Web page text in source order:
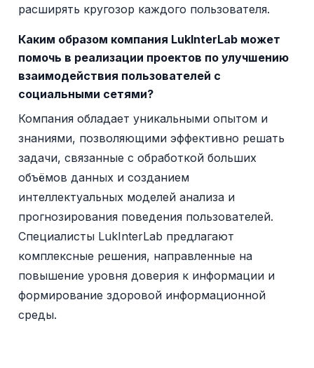
расширять кругозор каждого пользователя.
Каким образом компания LukInterLab может
помочь в реализации проектов по улучшению
взаимодействия пользователей с
социальными сетями?
Компания обладает уникальными опытом и
знаниями, позволяющими эффективно решать
задачи, связанные с обработкой больших
объёмов данных и созданием
интеллектуальных моделей анализа и
прогнозирования поведения пользователей.
Специалисты LukInterLab предлагают
комплексные решения, направленные на
повышение уровня доверия к информации и
формирование здоровой информационной
среды.